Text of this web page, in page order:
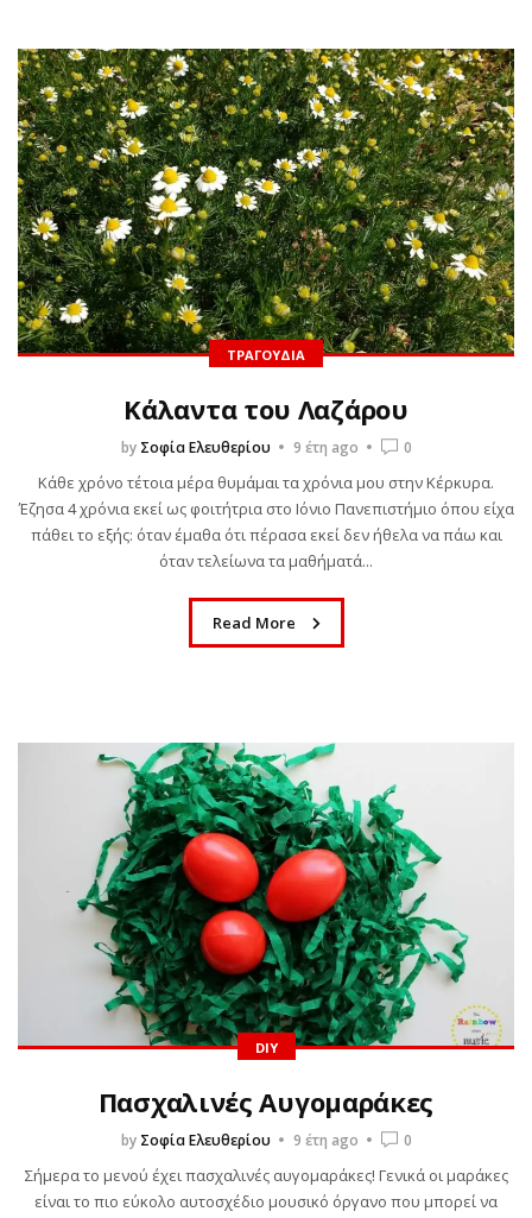
ΤΡΑΓΟΎΔΙΑ
Κάλαντα του Λαζάρου
by Σοφία Ελευθερίου 9 έτη ago 0
Κάθε χρόνο τέτοια μέρα θυμάμαι τα χρόνια μου στην Κέρκυρα.
Έζησα 4 χρόνια εκεί ως φοιτήτρια στο Ιόνιο Πανεπιστήμιο όπου είχα
πάθει το εξής: όταν έμαθα ότι πέρασα εκεί δεν ήθελα να πάω και
όταν τελείωνα τα μαθήματά...
Read More
DIY
Πασχαλινές Αυγομαράκες
by Σοφία Ελευθερίου 9 έτη ago 0
Σήμερα το μενού έχει πασχαλινές αυγομαράκες! Γενικά οι μαράκες
είναι το πιο εύκολο αυτοσχέδιο μουσικό όργανο που μπορεί να